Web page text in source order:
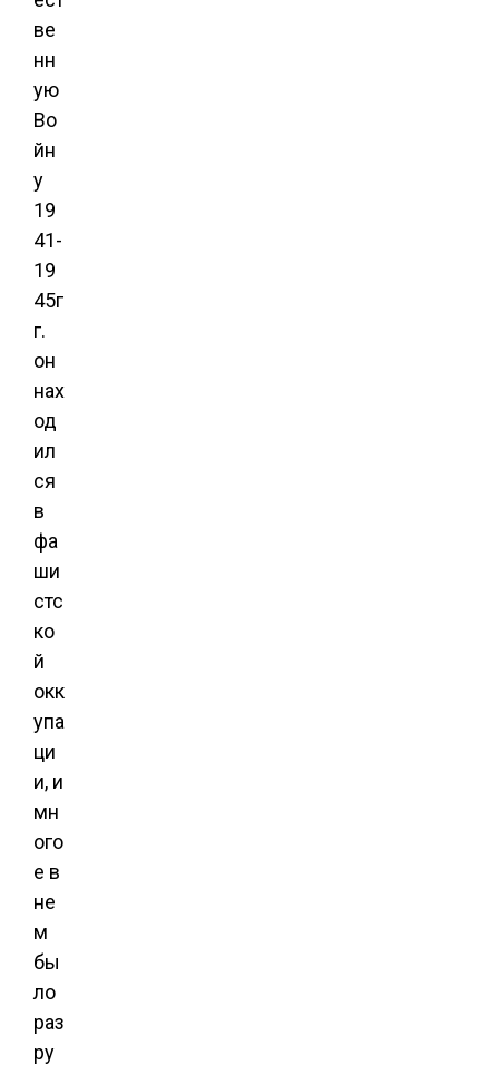
ве
нн
ую
Во
йн
у
19
41-
19
45г
г.
он
нах
од
ил
ся
в
фа
ши
стс
ко
й
окк
упа
ци
и, и
мн
ого
е в
не
м
бы
ло
раз
ру